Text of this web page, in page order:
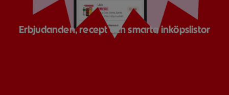
Erbjudanden, recept och smarta inköpslistor